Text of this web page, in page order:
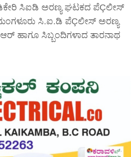
ಸಿಐಡಿ ಅರಣ್ಯ ಘಟಕದ ಪೆÇಲೀಸ್
ಸಿ.ಐ.ಡಿ ಪೆÇಲೀಸ್ ಅರಣ್ಯ
ಹಾಗೂ ಸಿಬ್ಬಂದಿಗಳಾದ ತಾರನಾಥ